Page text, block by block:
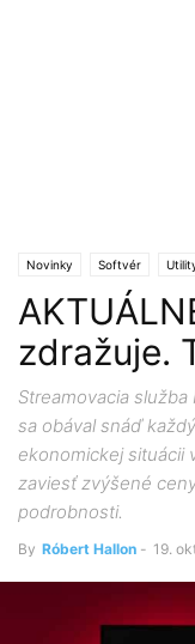
Novinky Softvér
zdražuje.
Streamovacia
sa obával snáď
ekonomickej situácii
zaviesť zvýšené
podrobnosti.
By Róbert Hallon - 19.